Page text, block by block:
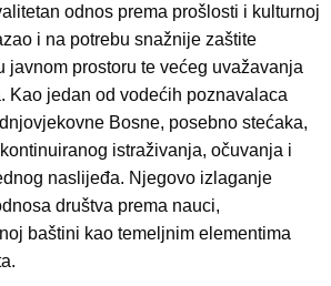
odnos prema prošlosti i kulturnoj
i na potrebu snažnije zaštite
javnom prostoru te većeg uvažavanja
Kao jedan od vodećih poznavalaca
Bosne, posebno stećaka,
istraživanja, očuvanja i
naslijeđa. Njegovo izlaganje
društva prema nauci,
baštini kao temeljnim elementima